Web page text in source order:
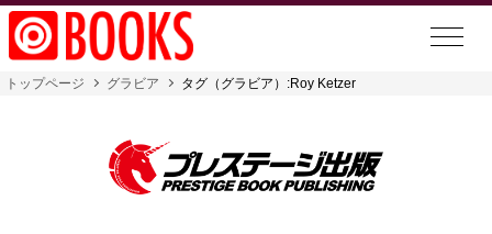
トップページ グラビア タグ（グラビア）:Roy Ketzer